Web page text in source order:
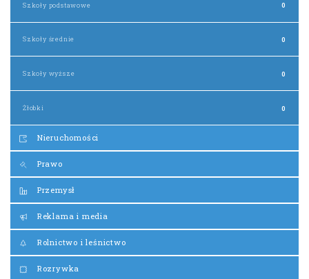
Szkoły podstawowe 0
Szkoły średnie 0
Szkoły wyższe 0
Żłobki 0
Nieruchomości
Prawo
Przemysł
Reklama i media
Rolnictwo i leśnictwo
Rozrywka